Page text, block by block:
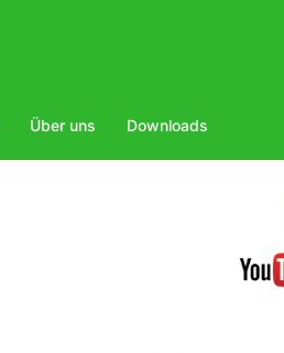
Über uns Downloads